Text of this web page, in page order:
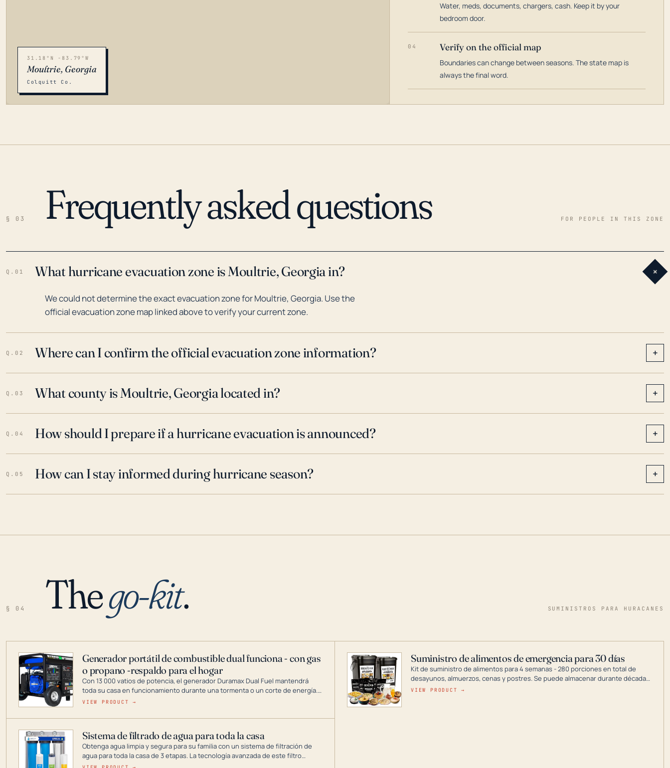
31.18°N -83.79°W
Moultrie, Georgia
Colquitt Co.
Water, meds, documents, chargers, cash. Keep it by your
bedroom door.
04 Verify on the official map
Boundaries can change between seasons. The state map is
always the final word.
§ 03 Frequently asked questions FOR PEOPLE IN THIS ZONE
Q.01 What hurricane evacuation zone is Moultrie, Georgia in? +
We could not determine the exact evacuation zone for Moultrie, Georgia. Use the
official evacuation zone map linked above to verify your current zone.
Q.02 Where can I confirm the official evacuation zone information? +
Q.03 What county is Moultrie, Georgia located in? +
Q.04 How should I prepare if a hurricane evacuation is announced? +
Q.05 How can I stay informed during hurricane season? +
§ 04 Thego-kit. SUMINISTROS PARA HURACANES
Generador portátil de combustible dual funciona - con gas
o propano -respaldo para el hogar
Con 13 000 vatios de potencia, el generador Duramax Dual Fuel mantendrá
toda su casa en funcionamiento durante una tormenta o un corte de energía.
DuroMax es el líder de la industria en tecnología de generadores portátiles de
digitales hasta generadores que pueden alimentar toda su casa.
VIEW PRODUCT →
Suministro de alimentos de emergencia para 30 días
Kit de suministro de alimentos para 4 semanas - 280 porciones en total de
desayunos, almuerzos, cenas y postres. Se puede almacenar durante décadas
si se guarda en un lugar seco.
VIEW PRODUCT →
Sistema de filtrado de agua para toda la casa
Obtenga agua limpia y segura para su familia con un sistema de filtración de
agua para toda la casa de 3 etapas. La tecnología avanzada de este filtro
reduce los contaminantes nocivos como el cloro, el óxido, los olores y el sabor